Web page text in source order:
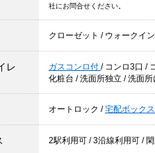
社にお問合せください。
クローゼット / ウォークイ
レ ガスコンロ付 / コンロ3口 /
化粧台 /洗面所独立 /洗面所
オートロック /宅配ボックス
2駅利用可 /3沿線利用可 /